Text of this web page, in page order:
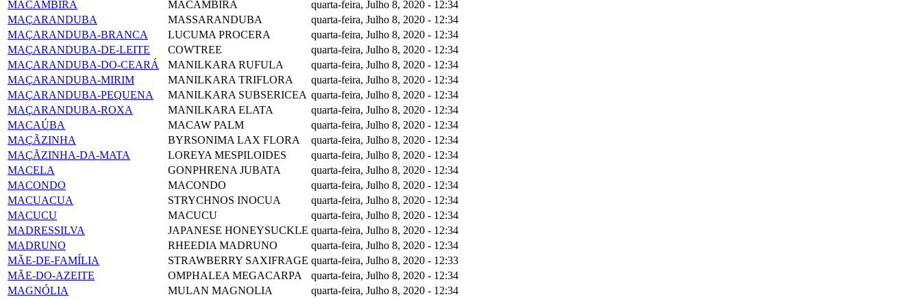
MACAMBIRA
MACAMBIRA
quarta-feira, Julho 8, 2020 - 12:34
MAÇARANDUBA
MASSARANDUBA
quarta-feira, Julho 8, 2020 - 12:34
MAÇARANDUBA-BRANCA
LUCUMA PROCERA
quarta-feira, Julho 8, 2020 - 12:34
MAÇARANDUBA-DE-LEITE
COWTREE
quarta-feira, Julho 8, 2020 - 12:34
MAÇARANDUBA-DO-CEARÁ
MANILKARA RUFULA
quarta-feira, Julho 8, 2020 - 12:34
MAÇARANDUBA-MIRIM
MANILKARA TRIFLORA
quarta-feira, Julho 8, 2020 - 12:34
MAÇARANDUBA-PEQUENA
MANILKARA SUBSERICEA quarta-feira, Julho 8, 2020 - 12:34
MAÇARANDUBA-ROXA
MANILKARA ELATA
quarta-feira, Julho 8, 2020 - 12:34
MACAÚBA
MACAW PALM
quarta-feira, Julho 8, 2020 - 12:34
MAÇÃZINHA
BYRSONIMA LAX FLORA
quarta-feira, Julho 8, 2020 - 12:34
MAÇÃZINHA-DA-MATA
LOREYA MESPILOIDES
quarta-feira, Julho 8, 2020 - 12:34
MACELA
GONPHRENA JUBATA
quarta-feira, Julho 8, 2020 - 12:34
MACONDO
MACONDO
quarta-feira, Julho 8, 2020 - 12:34
MACUACUA
STRYCHNOS INOCUA
quarta-feira, Julho 8, 2020 - 12:34
MACUCU
MACUCU
quarta-feira, Julho 8, 2020 - 12:34
MADRESSILVA
JAPANESE HONEYSUCKLE quarta-feira, Julho 8, 2020 - 12:34
MADRUNO
RHEEDIA MADRUNO
quarta-feira, Julho 8, 2020 - 12:34
MÃE-DE-FAMÍLIA
STRAWBERRY SAXIFRAGE quarta-feira, Julho 8, 2020 - 12:33
MÃE-DO-AZEITE
OMPHALEA MEGACARPA
quarta-feira, Julho 8, 2020 - 12:34
MAGNÓLIA
MULAN MAGNOLIA
quarta-feira, Julho 8, 2020 - 12:34